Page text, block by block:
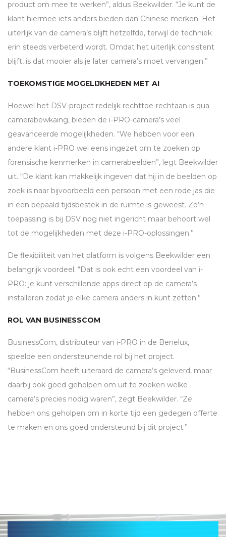
product om mee te werken”, aldus Beekwilder. “Je kunt de
klant hiermee iets anders bieden dan Chinese merken. Het
uiterlijk van de camera’s blijft hetzelfde, terwijl de techniek
erin steeds verbeterd wordt. Omdat het uiterlijk consistent
blijft, is dat mooier als je later camera’s moet vervangen.”
TOEKOMSTIGE MOGELIJKHEDEN MET AI
Hoewel het DSV-project redelijk rechttoe-rechtaan is qua
camerabewkaing, bieden de i-PRO-camera’s veel
geavanceerde mogelijkheden. “We hebben voor een
andere klant i-PRO wel eens ingezet om te zoeken op
forensische kenmerken in camerabeelden”, legt Beekwilder
uit. “De klant kan makkelijk ingeven dat hij in de beelden op
zoek is naar bijvoorbeeld een persoon met een rode jas die
in een bepaald tijdsbestek in de ruimte is geweest. Zo’n
toepassing is bij DSV nog niet ingericht maar behoort wel
tot de mogelijkheden met deze i-PRO-oplossingen.”
De flexibiliteit van het platform is volgens Beekwilder een
belangrijk voordeel. “Dat is ook echt een voordeel van i-
PRO: je kunt verschillende apps direct op de camera’s
installeren zodat je elke camera anders in kunt zetten.”
ROL VAN BUSINESSCOM
BusinessCom, distributeur van i-PRO in de Benelux,
speelde een ondersteunende rol bij het project.
“BusinessCom heeft uiteraard de camera’s geleverd, maar
daarbij ook goed geholpen om uit te zoeken welke
camera’s precies nodig waren”, zegt Beekwilder. “Ze
hebben ons geholpen om in korte tijd een gedegen offerte
te maken en ons goed ondersteund bij dit project.”